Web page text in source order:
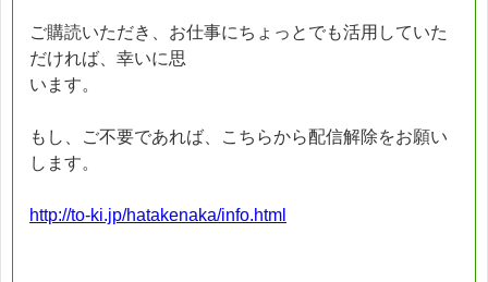
ご購読いただき、お仕事にちょっとでも活用していた
だければ、幸いに思
います。
もし、ご不要であれば、こちらから配信解除をお願い
します。
http://to-ki.jp/hatakenaka/info.html